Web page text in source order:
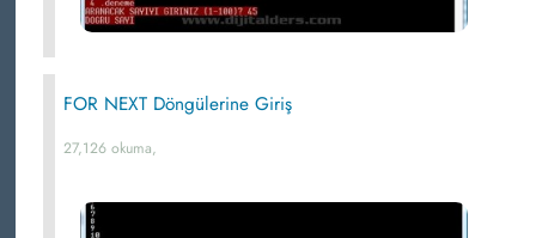
FOR NEXT Döngülerine Giriş
27,126 okuma,